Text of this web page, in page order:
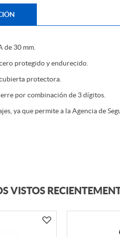
de 30 mm.
protegido y endurecido.
protectora.
por combinación de 3 dígitos.
ya que permite a la Agencia de
VISTOS